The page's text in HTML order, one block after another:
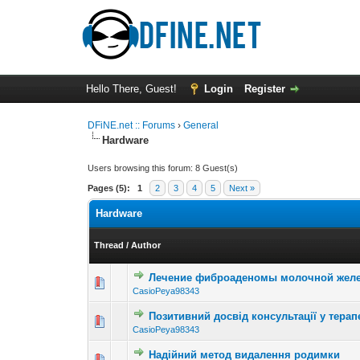
Hello There, Guest! Login Register
DFiNE.net :: Forums ›General
Hardware
Users browsing this forum: 8 Guest(s)
Pages (5): 1 2 3 4 5 Next »
Hardware
Thread /Author
Лечение фиброаденомы молочной
CasioPeya98343
0 Vote(s) - 0 out of
1
Позитивний досвід консультації у
CasioPeya98343
0 Vote(s) - 0 out of
1
Надійний метод видалення родимки